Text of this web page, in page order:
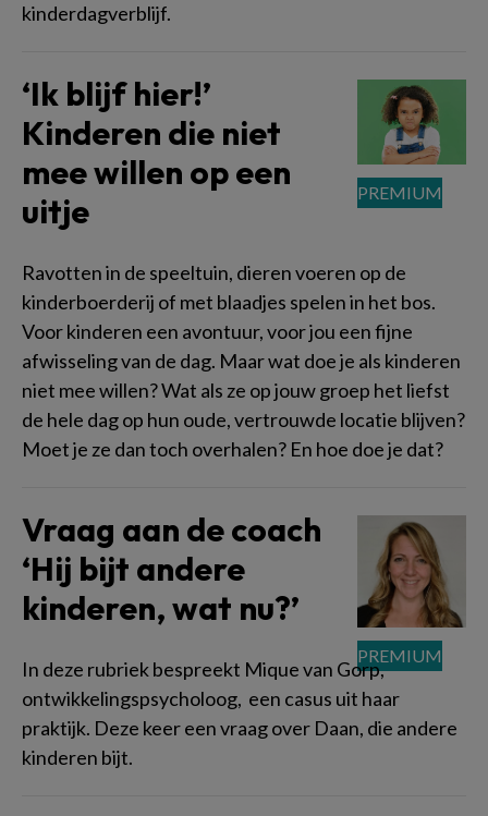
kinderdagverblijf.
‘Ik blijf hier!’
Kinderen die niet
mee willen op een
uitje
Ravotten in de speeltuin, dieren voeren op de
kinderboerderij of met blaadjes spelen in het bos.
Voor kinderen een avontuur, voor jou een fijne
afwisseling van de dag. Maar wat doe je als kinderen
niet mee willen? Wat als ze op jouw groep het liefst
de hele dag op hun oude, vertrouwde locatie blijven?
Moet je ze dan toch overhalen? En hoe doe je dat?
Vraag aan de coach
‘Hij bijt andere
kinderen, wat nu?’
In deze rubriek bespreekt Mique van Gorp,
ontwikkelingspsycholoog, een casus uit haar
praktijk. Deze keer een vraag over Daan, die andere
kinderen bijt.